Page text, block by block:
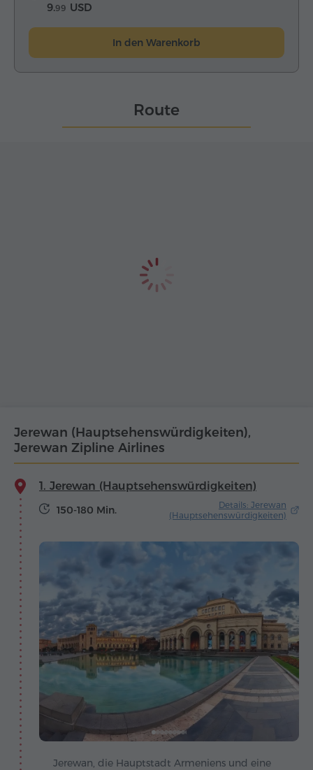
9.99 USD
In den Warenkorb
Route
Jerewan (Hauptsehenswürdigkeiten),
Jerewan Zipline Airlines
1. Jerewan (Hauptsehenswürdigkeiten)
150-180 Min.
Details: Jerewan
(Hauptsehenswürdigkeiten)
Jerewan, die Hauptstadt Armeniens und eine